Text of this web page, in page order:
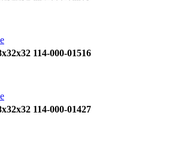
114-000-01516
114-000-01427